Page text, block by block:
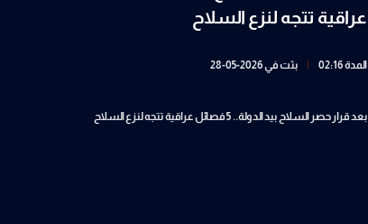
عراقية تتجه لنزع السلاح
المدة 02:16 بثت في 2026-05-28
بعد قرار حصر السلاح بيد الدولة.. 5 فصائل عراقية تتجه لنزع السلاح